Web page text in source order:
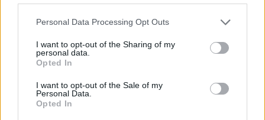
Please note that this website/app uses one or more Google
not limited to your visit or usage behaviour. You may click to
grant or deny consent to Google and its third-party tags to
use your data for below specified purposes in below Google
consent section.
Personal Data Processing Opt Outs
I want to opt-out of the Sharing of my
personal data.
Opted In
I want to opt-out of the Sale of my
Personal Data.
Opted In
Követem
HÍRADÓ #